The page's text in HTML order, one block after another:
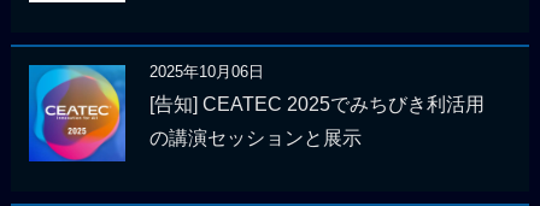
2025年10月06日
[告知] CEATEC 2025でみちびき利活用
の講演セッションと展示